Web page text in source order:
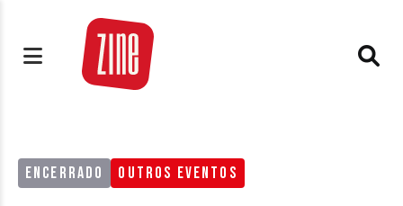
ENCERRADO OUTROS EVENTOS